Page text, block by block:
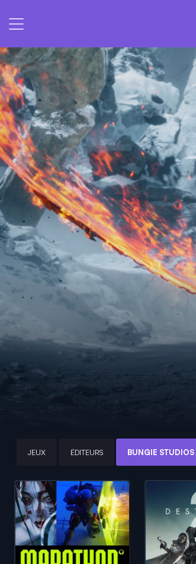
JEUX ÉDITEURS BUNGIE STUDIOS